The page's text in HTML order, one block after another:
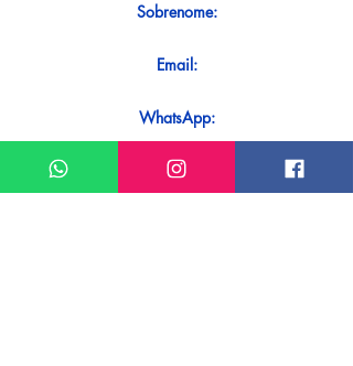
Sobrenome:
Email:
WhatsApp:
Mensagem: